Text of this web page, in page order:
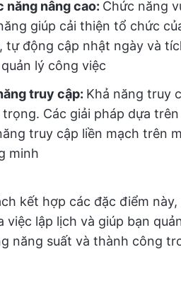
năng nâng cao: Chức năng
giúp cải thiện tổ chức
tự động cập nhật ngày và
lý công việc
truy cập: Khả năng truy
trọng. Các giải pháp dựa
truy cập liền mạch trên
minh
kết hợp các đặc điểm
việc lập lịch và giúp bạn
năng suất và thành công